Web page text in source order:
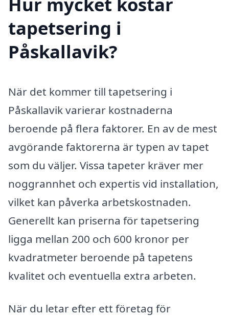
tapetsering i
Påskallavik?
När det kommer till tapetsering i
Påskallavik varierar kostnaderna
beroende på flera faktorer. En av de mest
avgörande faktorerna är typen av tapet
som du väljer. Vissa tapeter kräver mer
noggrannhet och expertis vid installation,
vilket kan påverka arbetskostnaden.
Generellt kan priserna för tapetsering
ligga mellan 200 och 600 kronor per
kvadratmeter beroende på tapetens
kvalitet och eventuella extra arbeten.
När du letar efter ett företag för